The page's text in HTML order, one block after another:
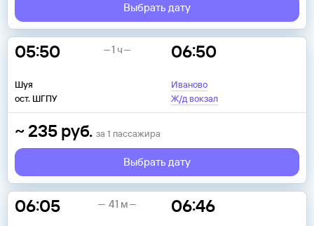
Выбрать дату
05:50
Шуя
ост. ШГПУ
06:50
Иваново
Ж/д вокзал
1 ч
~ 235 руб. за 1 пассажира
Выбрать дату
06:05 06:46
41 м